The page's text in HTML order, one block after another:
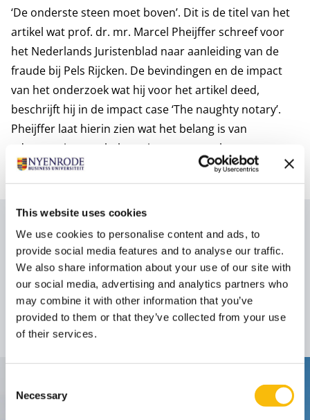
This website uses cookies
We use cookies to personalise content and ads, to
provide social media features and to analyse our traffic.
We also share information about your use of our site with
our social media, advertising and analytics partners who
may combine it with other information that you’ve
provided to them or that they’ve collected from your use
of their services.
Selection
Necessary
‘De onderste steen moet boven’. Dit is de titel van het
artikel wat prof. dr. mr. Marcel Pheijffer schreef voor
het Nederlands Juristenblad naar aanleiding van de
fraude bij Pels Rijcken. De bevindingen en de impact
van het onderzoek wat hij voor het artikel deed,
beschrijft hij in de impact case ‘The naughty notary’.
Pheijffer laat hierin zien wat het belang is van
adequate interne beheersingsmaatregelen en
compliance bij advocaten- en notariskantoren.
Auteur
Prof. dr. mr. Marcel
Pheijffer
Functietitel:Hoogleraar
Contact